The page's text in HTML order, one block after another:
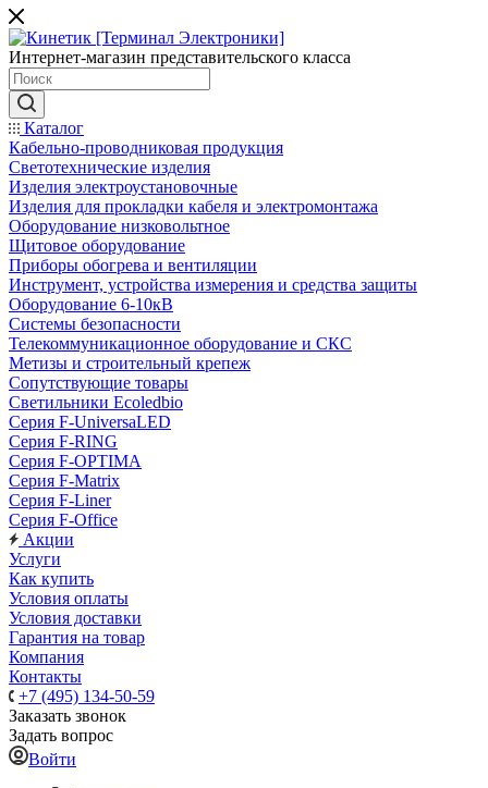
Интернет-магазин представительского класса
Каталог
Кабельно-проводниковая продукция
Светотехнические изделия
Изделия электроустановочные
Изделия для прокладки кабеля и электромонтажа
Оборудование низковольтное
Щитовое оборудование
Приборы обогрева и вентиляции
Инструмент, устройства измерения и средства защиты
Оборудование 6-10кВ
Системы безопасности
Телекоммуникационное оборудование и СКС
Метизы и строительный крепеж
Сопутствующие товары
Светильники Ecoledbio
Серия F-UniversaLED
Серия F-RING
Серия F-OPTIMA
Серия F-Matrix
Серия F-Liner
Серия F-Office
Акции
Услуги
Как купить
Условия оплаты
Условия доставки
Гарантия на товар
Компания
Контакты
+7 (495) 134-50-59
Заказать звонок
Задать вопрос
Войти